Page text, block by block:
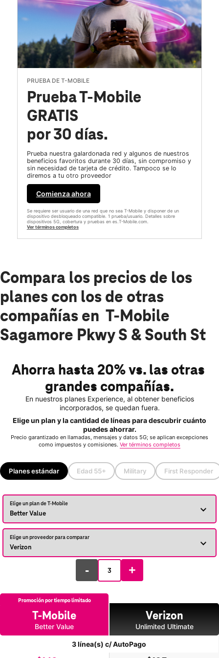
PRUEBA DE T-MOBILE
Prueba T-Mobile
GRATIS
por 30 días.
Prueba nuestra galardonada red y algunos de nuestros
beneficios favoritos durante 30 días, sin compromiso y
sin necesidad de tarjeta de crédito. Tampoco se lo
diremos a tu otro proveedor
Comienza ahora
Se requiere ser usuario de una red que no sea T-Mobile y disponer de un
dispositivo desbloqueado compatible. 1 prueba/usuario. Detalles sobre
dispositivos 5G, cobertura y pruebas en es.T-Mobile.com.
Ver términos completos
Compara los precios de los
planes con los de otras
compañías en T-Mobile
Sagamore Pkwy S & South St